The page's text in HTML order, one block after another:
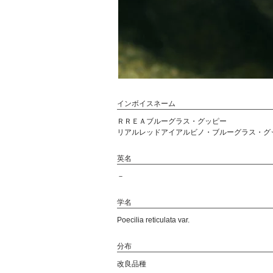
インボイスネーム
ＲＲＥＡブルーグラス・グッピー
リアルレッドアイアルビノ・ブルーグラス・グ
英名
－
学名
Poecilia reticulata var.
分布
改良品種